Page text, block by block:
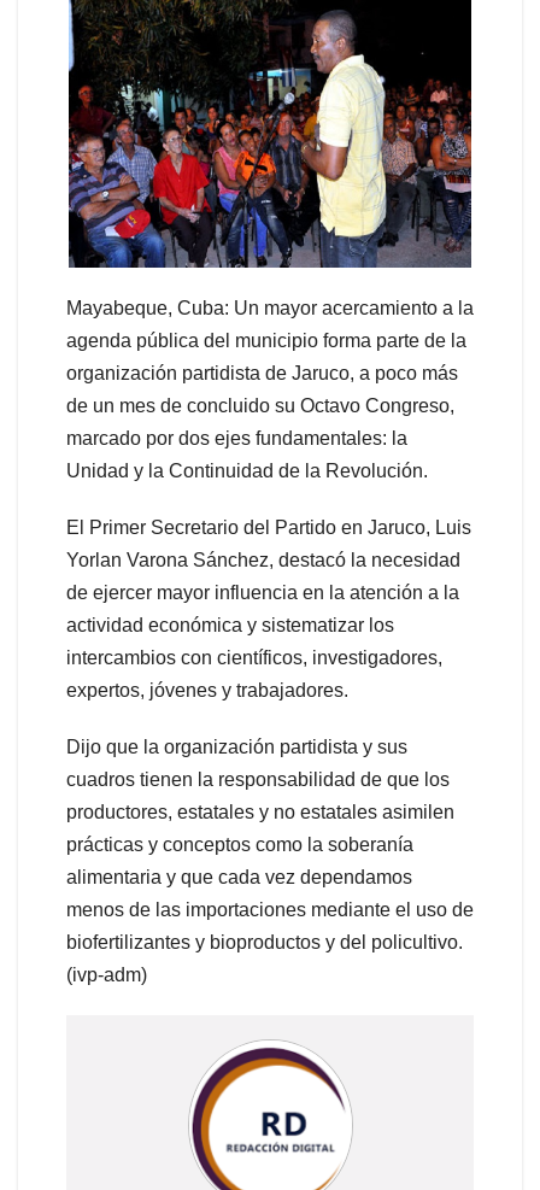
Mayabeque, Cuba: Un mayor acercamiento a la
agenda pública del municipio forma parte de la
organización partidista de Jaruco, a poco más
de un mes de concluido su Octavo Congreso,
marcado por dos ejes fundamentales: la
Unidad y la Continuidad de la Revolución.
El Primer Secretario del Partido en Jaruco, Luis
Yorlan Varona Sánchez, destacó la necesidad
de ejercer mayor influencia en la atención a la
actividad económica y sistematizar los
intercambios con científicos, investigadores,
expertos, jóvenes y trabajadores.
Dijo que la organización partidista y sus
cuadros tienen la responsabilidad de que los
productores, estatales y no estatales asimilen
prácticas y conceptos como la soberanía
alimentaria y que cada vez dependamos
menos de las importaciones mediante el uso de
biofertilizantes y bioproductos y del policultivo.
(ivp-adm)